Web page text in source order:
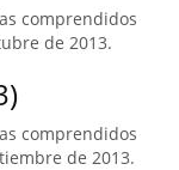
comprendidos
de 2013.
comprendidos
de 2013.